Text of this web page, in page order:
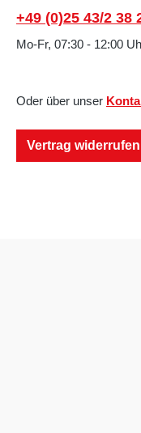
+49 (0)25 43/2 38
Mo-Fr, 07:30 - 12:00
Oder über unser
Vertrag widerrufen